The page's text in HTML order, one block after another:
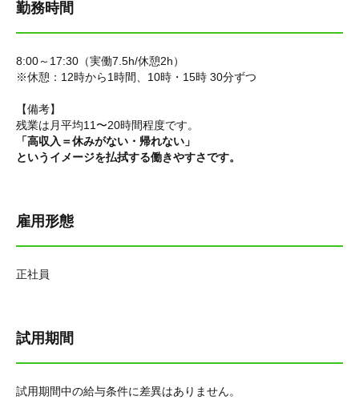
勤務時間
8:00～17:30（実働7.5h/休憩2h）
※休憩：12時から1時間、10時・15時 30分ずつ
【備考】
残業は月平均11〜20時間程度です。
「高収入＝休みがない・帰れない」
というイメージを払拭する働きやすさです。
雇用形態
正社員
試用期間
試用期間中の給与条件に差異はありません。